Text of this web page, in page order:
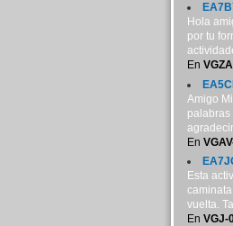
Hola
por tu
En
Amigo
palabras
En
Esta
vuelta.
En VGJ-